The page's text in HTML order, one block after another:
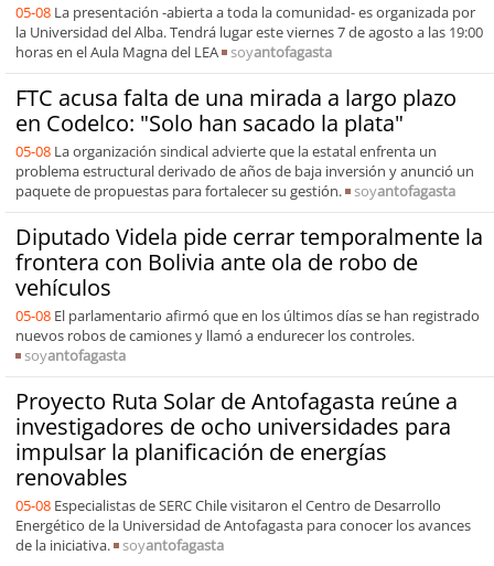
05-08 La presentación -abierta a toda la comunidad- es organizada por
la Universidad del Alba. Tendrá lugar este viernes 7 de agosto a las 19:00
horas en el Aula Magna del LEA
soyantofagasta
FTC acusa falta de una mirada a largo plazo
en Codelco: "Solo han sacado la plata"
05-08 La organización sindical advierte que la estatal enfrenta un
problema estructural derivado de años de baja inversión y anunció un
paquete de propuestas para fortalecer su gestión.
soyantofagasta
Diputado Videla pide cerrar temporalmente la
frontera con Bolivia ante ola de robo de
vehículos
05-08 El parlamentario afirmó que en los últimos días se han registrado
nuevos robos de camiones y llamó a endurecer los controles.
soyantofagasta
Proyecto Ruta Solar de Antofagasta reúne a
investigadores de ocho universidades para
impulsar la planificación de energías
renovables
05-08 Especialistas de SERC Chile visitaron el Centro de Desarrollo
Energético de la Universidad de Antofagasta para conocer los avances
de la iniciativa.
soyantofagasta